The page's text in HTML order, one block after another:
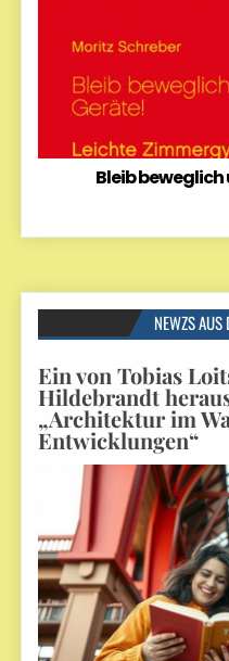
Bleib
NEWZS AUS
Ein von Tobias
Hildebrandt
„Architektur im
Entwicklungen“